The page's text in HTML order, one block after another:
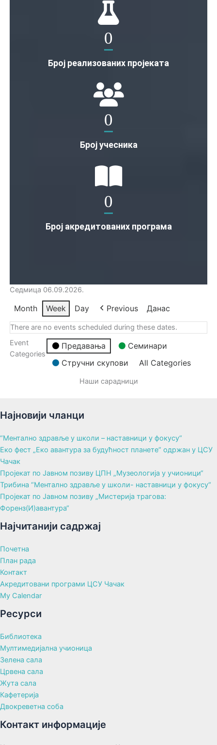
0
Број реализованих пројеката
0
Број учесника
0
Број акредитованих програма
Седмица 06.09.2026.
Month Week Day Previous Данас
There are no events scheduled during these dates.
Event
Categories
Предавања
Семинари
Стручни скупови
All Categories
Наши сарадници
Најновији чланци
“Ментално здравље у школи – наставници у фокусу“
Еко фест „Еко авантура за будућност планете“ одржан у ЦСУ
Чачак
Пројекат по Јавном позиву ЦПН „Музеологија у учионици“
Трибина “Ментално здравље у школи- наставници у фокусу“
Пројекат по Јавном позиву „Мистерија трагова:
Форенз(И)авантура“
Најчитанији садржај
Почетна
План рада
Контакт
Акредитовани програми ЦСУ Чачак
My Calendar
Ресурси
Библиотека
Мултимедијална учионица
Зелена сала
Црвена сала
Жута сала
Кафетерија
Двокреветна соба
Контакт информације